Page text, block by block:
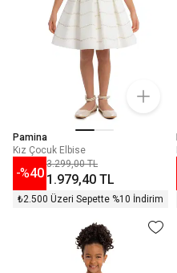
Pamina
Kız Çocuk Elbise
-%40
3.299,00 TL
1.979,40 TL
₺2.500 Üzeri Sepette %10 İndirim